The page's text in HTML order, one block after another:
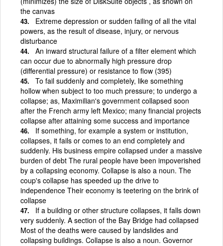
the canvas
Extreme depression or sudden failing of all the vital
powers, as the result of disease, injury, or nervous
disturbance
An inward structural failure of a filter element which
can occur due to abnormally high pressure drop
(differential pressure) or resistance to flow (395)
To fail suddenly and completely, like something
hollow when subject to too much pressure; to undergo a
collapse; as, Maximilian's government collapsed soon
after the French army left Mexico; many financial projects
collapse after attaining some success and importance
If something, for example a system or institution,
collapses, it fails or comes to an end completely and
suddenly. His business empire collapsed under a massive
burden of debt The rural people have been impoverished
by a collapsing economy. Collapse is also a noun. The
coup's collapse has speeded up the drive to
independence Their economy is teetering on the brink of
collapse
If a building or other structure collapses, it falls down
very suddenly. A section of the Bay Bridge had collapsed
Most of the deaths were caused by landslides and
collapsing buildings. Collapse is also a noun. Governor